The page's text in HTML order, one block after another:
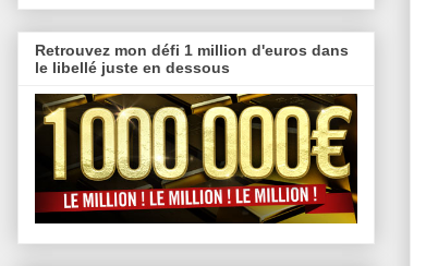
Retrouvez mon défi 1 million d'euros dans
le libellé juste en dessous